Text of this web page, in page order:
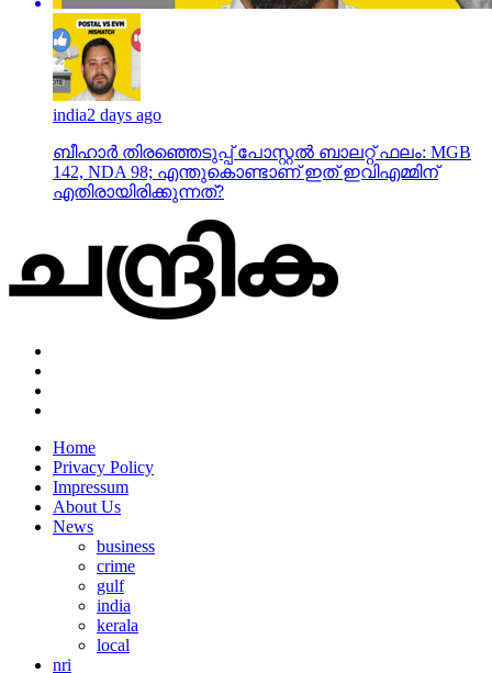
india2 days ago
ബീഹാർ തിരഞ്ഞെടുപ്പ് പോസ്റ്റൽ ബാലറ്റ് ഫലം: MGB
142, NDA 98; എന്തുകൊണ്ടാണ് ഇത് ഇവിഎമ്മിന്
എതിരായിരിക്കുന്നത്?
Home
Privacy Policy
Impressum
About Us
News
business
crime
gulf
india
kerala
local
nri